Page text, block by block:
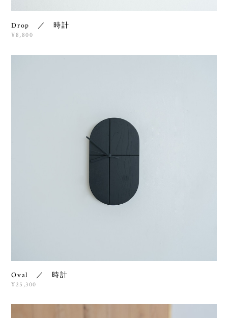
Drop ／ 時計
¥8,800
Oval ／ 時計
¥25,300